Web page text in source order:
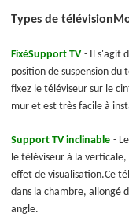
Types de télévision
FixéSupport TV - Il s'agit
position de suspension du
fixez le téléviseur sur le
mur et est très facile à
Support TV inclinable - Le
le téléviseur à la
effet de visualisation.Ce
dans la chambre, allongé
angle.